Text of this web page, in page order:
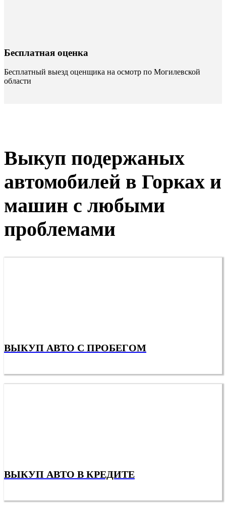
Бесплатная оценка
Бесплатный выезд оценщика на осмотр по Могилевской
области
Выкуп подержаных
автомобилей в Горках и
машин с любыми
проблемами
ВЫКУП АВТО С ПРОБЕГОМ
ВЫКУП АВТО В КРЕДИТЕ